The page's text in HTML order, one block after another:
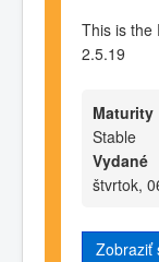
This is the
2.5.19
Maturity
Stable
Vydané
štvrtok,
Zobraziť